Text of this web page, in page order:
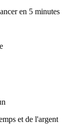
en 5 minutes
et de l'argent